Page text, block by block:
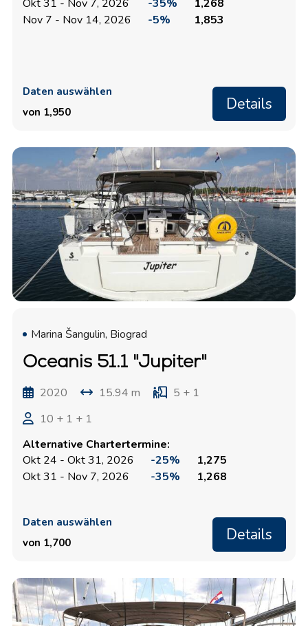
Okt 31 - Nov 7, 2026 -35%
1,268
Nov 7 - Nov 14, 2026
-5% 1,853
Daten auswählen
von 1,950
Details
Marina Šangulin, Biograd
Oceanis 51.1 "Jupiter"
2020 15.94 m
5 + 1
10 + 1 + 1
Alternative Chartertermine:
Okt 24 - Okt 31, 2026
-25%
1,275
Okt 31 - Nov 7, 2026
-35% 1,268
Daten auswählen
von 1,700
Details